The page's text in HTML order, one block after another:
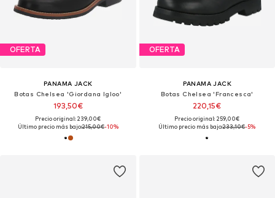
OFERTA
PANAMA JACK
Botas Chelsea 'Giordana Igloo'
193,50€
Precio original: 239,00€
Último precio más bajo:215,00€-10%
OFERTA
PANAMA JACK
Botas Chelsea 'Francesca'
220,15€
Precio original: 259,00€
Último precio más bajo:233,10€-5%